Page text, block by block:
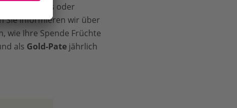
Videos oder
Sie informieren wir über
wie Ihre Spende Früchte
als Gold-Patejährlich